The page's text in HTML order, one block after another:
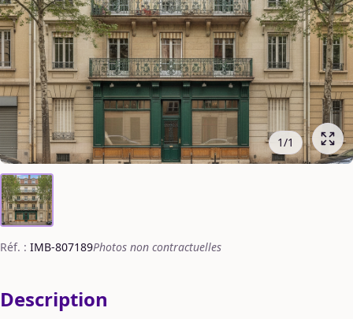
1/1
Réf. : IMB-807189Photos non contractuelles
Description